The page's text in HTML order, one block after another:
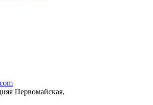
Первомайская,